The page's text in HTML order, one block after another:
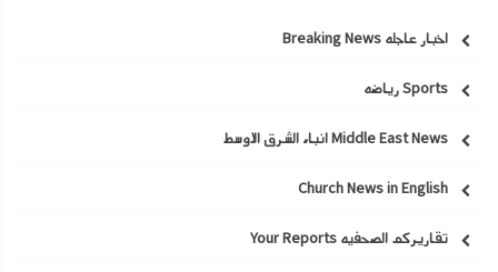
اخبار عاجله Breaking News
Sports رياضه
Middle East News انباء الشرق الاوسط
Church News in English
تقاريركم الصحفيه Your Reports